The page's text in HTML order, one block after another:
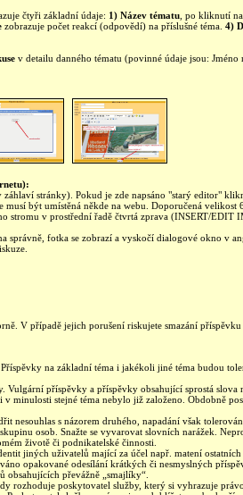
čtyři základní údaje: 1) Název tématu , po kliknutí
zobrazuje počet reakcí (odpovědí) na příslušné téma. 4)
v detailu danného tématu (povinné údaje jsou: Jméno
stránky). Pokud je zde napsáno "starý editor"
být umístěná někde na webu. Doporučená velikost
stromu v prostřední řadě čtvrtá zprava (INSERT/EDIT
fotka se zobrazí a vyskočí dialogové okno v
V případě jejich porušení riskujete smazání příspěvku
na základní téma i jakékoli jiné téma budou
příspěvky a příspěvky obsahující sprostá slova
minulosti stejné téma nebylo již založeno. Obdobně
nesouhlas s názorem druhého, napadání však
osob. Snažte se vyvarovat slovních narážek.
životě či podnikatelské činnosti.
jiných uživatelů mající za účel např. matení ostatních
opakované odesílání krátkých či nesmyslných
obsahujících převážně „smajlíky“.
rozhoduje poskytovatel služby, který si vyhrazuje